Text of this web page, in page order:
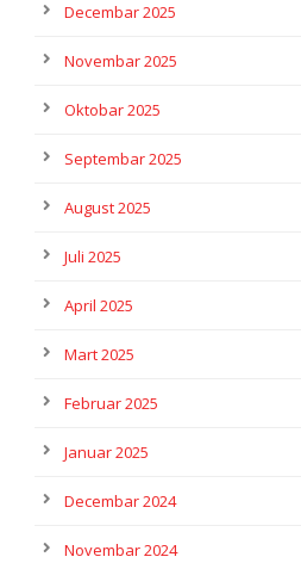
Decembar 2025
Novembar 2025
Oktobar 2025
Septembar 2025
August 2025
Juli 2025
April 2025
Mart 2025
Februar 2025
Januar 2025
Decembar 2024
Novembar 2024